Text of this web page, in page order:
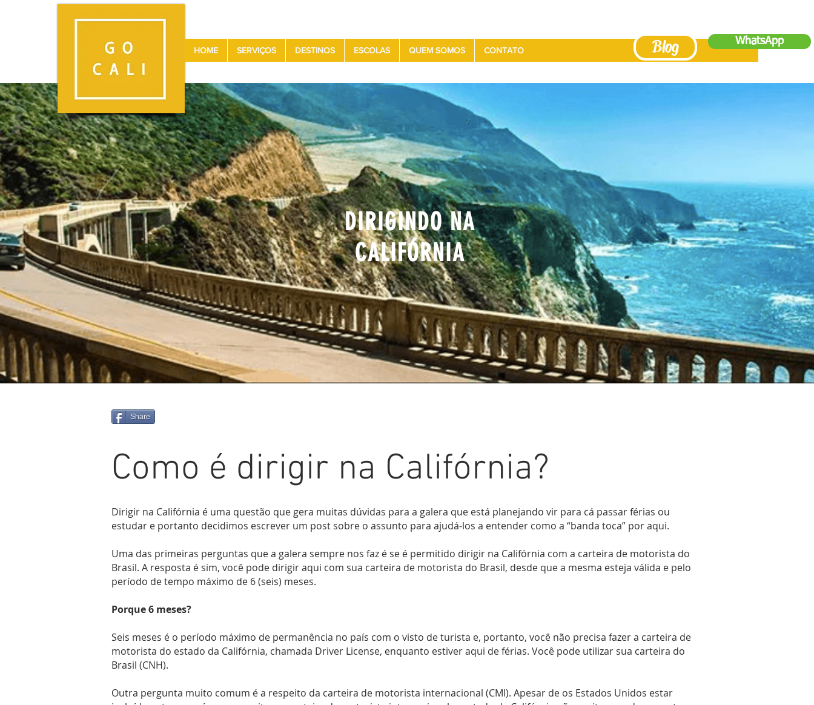
HOME SERVIÇOS DESTINOS ESCOLAS QUEM SOMOS CONTATO Blog WhatsApp
DIRIGINDO NA
CALIFÓRNIA
Share
Como é dirigir na Califórnia?
Dirigir na Califórnia é uma questão que gera muitas dúvidas para a galera que está planejando vir para cá passar férias ou
estudar e portanto decidimos escrever um post sobre o assunto para ajudá-los a entender como a “banda toca” por aqui.
Uma das primeiras perguntas que a galera sempre nos faz é se é permitido dirigir na Califórnia com a carteira de motorista do
Brasil. A resposta é sim, você pode dirigir aqui com sua carteira de motorista do Brasil, desde que a mesma esteja válida e pelo
período de tempo máximo de 6 (seis) meses.
Porque 6 meses?
Seis meses é o período máximo de permanência no país com o visto de turista e, portanto, você não precisa fazer a carteira de
motorista do estado da Califórnia, chamada Driver License, enquanto estiver aqui de férias. Você pode utilizar sua carteira do
Brasil (CNH).
Outra pergunta muito comum é a respeito da carteira de motorista internacional (CMI). Apesar de os Estados Unidos estar